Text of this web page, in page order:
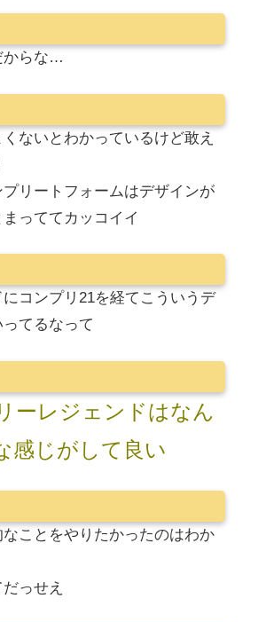
からな…
ないとわかっているけど敢え
リートフォームはデザインが
っててカッコイイ
コンプリ21を経てこういうデ
てるなって
ーレジェンドはなん
感じがして良い
ことをやりたかったのはわか
っせえ